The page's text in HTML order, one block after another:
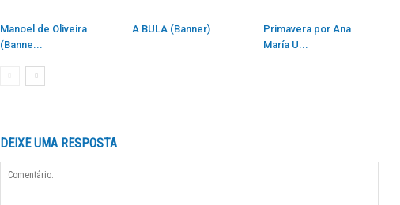
Manoel de Oliveira
(Banne...
A BULA (Banner)
Primavera por Ana
María U...
DEIXE UMA RESPOSTA